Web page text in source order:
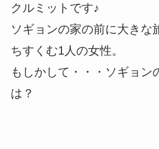
クルミットです♪
ソギョンの家の前に大きな
ちすくむ1人の女性。
もしかして・・・ソギョン
は？